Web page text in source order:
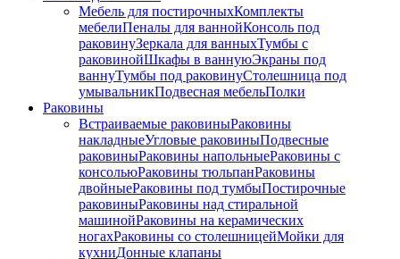
Мебель для постирочныхКомплекты
мебелиПеналы для ваннойКонсоль под
раковинуЗеркала для ванныхТумбы с
раковинойШкафы в ваннуюЭкраны под
ваннуТумбы под раковинуСтолешница под
умывальникПодвесная мебельПолки
Раковины
Встраиваемые раковиныРаковины
накладныеУгловые раковиныПодвесные
раковиныРаковины напольныеРаковины с
консольюРаковины тюльпанРаковины
двойныеРаковины под тумбыПостирочные
раковиныРаковины над стиральной
машинойРаковины на керамических
ногахРаковины со столешницейМойки для
кухниДонные клапаны